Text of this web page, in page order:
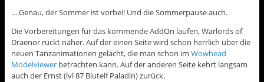
….Genau, der Sommer ist vorbei! Und die Sommerpause auch.
Die Vorbereitungen für das kommende AddOn laufen, Warlords of
Draenor rückt näher. Auf der einen Seite wird schon herrlich über die
neuen Tanzanimationen gelacht, die man schon im Wowhead
Modelviewerbetrachten kann. Auf der anderen Seite kehrt langsam
auch der Ernst (lvl 87 Blutelf Paladin) zurück.